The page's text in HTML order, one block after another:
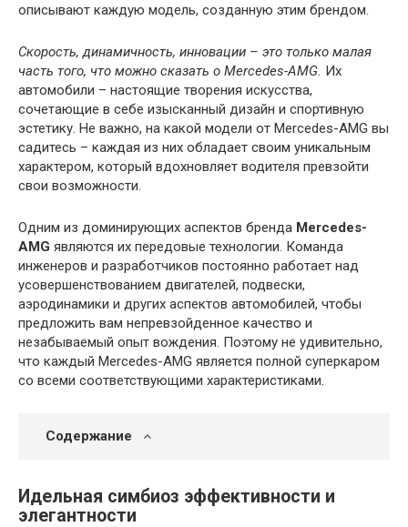
описывают каждую модель, созданную этим брендом.
Скорость, динамичность, инновации – это только малая
часть того, что можно сказать о Mercedes-AMG. Их
автомобили – настоящие творения искусства,
сочетающие в себе изысканный дизайн и спортивную
эстетику. Не важно, на какой модели от Mercedes-AMG вы
садитесь – каждая из них обладает своим уникальным
характером, который вдохновляет водителя превзойти
свои возможности.
Одним из доминирующих аспектов бренда Mercedes-
AMG являются их передовые технологии. Команда
инженеров и разработчиков постоянно работает над
усовершенствованием двигателей, подвески,
аэродинамики и других аспектов автомобилей, чтобы
предложить вам непревзойденное качество и
незабываемый опыт вождения. Поэтому не удивительно,
что каждый Mercedes-AMG является полной суперкаром
со всеми соответствующими характеристиками.
Содержание
Идельная симбиоз эффективности и
элегантности